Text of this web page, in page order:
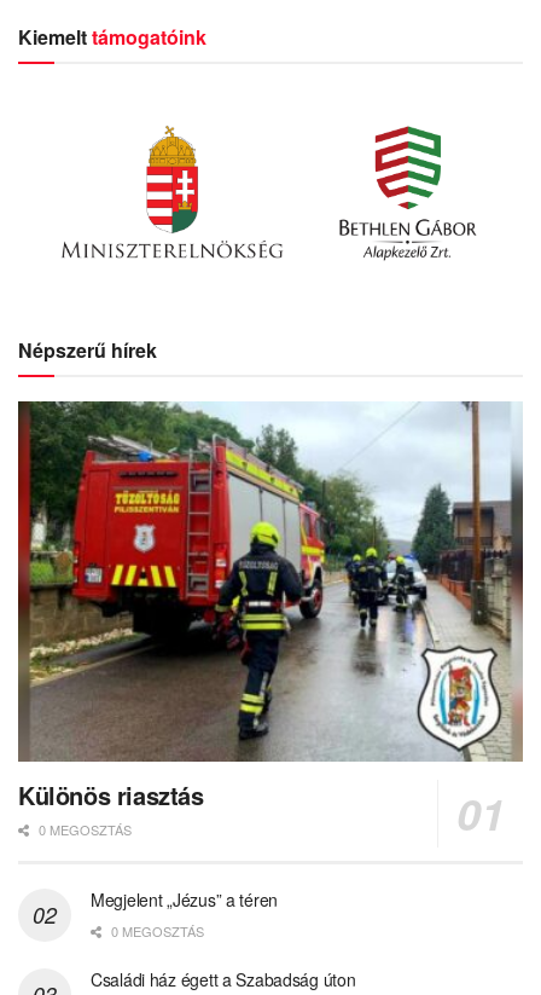
Kiemelttámogatóink
Népszerű hírek
Különös riasztás
0 MEGOSZTÁS
Megjelent „Jézus” a téren
0 MEGOSZTÁS
Családi ház égett a Szabadság úton